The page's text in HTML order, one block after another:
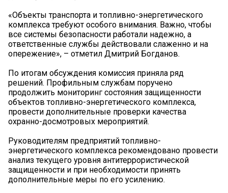
«Объекты транспорта и топливно-энергетического
комплекса требуют особого внимания. Важно, чтобы
все системы безопасности работали надежно, а
ответственные службы действовали слаженно и на
опережение», – отметил Дмитрий Богданов.
По итогам обсуждения комиссия приняла ряд
решений. Профильным службам поручено
продолжить мониторинг состояния защищенности
объектов топливно-энергетического комплекса,
провести дополнительные проверки качества
охранно-досмотровых мероприятий.
Руководителям предприятий топливно-
энергетического комплекса рекомендовано провести
анализ текущего уровня антитеррористической
защищенности и при необходимости принять
дополнительные меры по его усилению.